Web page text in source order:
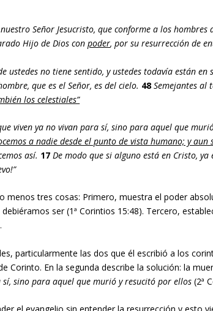
Señor Jesucristo, que conforme a los hombres
Hijo de Dios conpoder, por su resurrección de
ustedes no tiene sentido, y ustedes todavía están en
que es el Señor, es del cielo. 48Semejantes al
los celestiales”
viven ya no vivan para sí, sino para aquel que
a nadie desde el punto de vista humano; y aun
así. 17De modo que si alguno está en Cristo, ya
menos tres cosas: Primero, muestra el poder
ser (1ª Corintios 15:48). Tercero,
particularmente las dos que él escribió a los
Corinto. En la segunda describe la solución: la
sino para aquel que murió y resucitó por ellos (2ª